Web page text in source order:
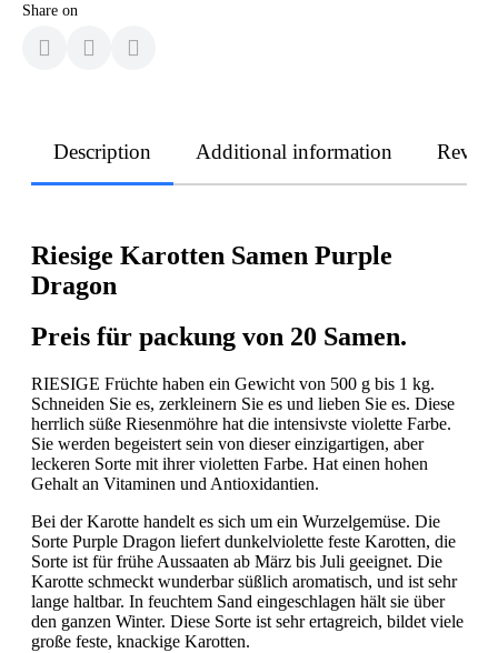
Share on
Description Additional information
Riesige Karotten Samen Purple
Dragon
Preis für packung von 20 Samen.
RIESIGE Früchte haben ein Gewicht von 500 g bis 1 kg.
Schneiden Sie es, zerkleinern Sie es und lieben Sie es. Diese
herrlich süße Riesenmöhre hat die intensivste violette Farbe.
Sie werden begeistert sein von dieser einzigartigen, aber
leckeren Sorte mit ihrer violetten Farbe. Hat einen hohen
Gehalt an Vitaminen und Antioxidantien.
Bei der Karotte handelt es sich um ein Wurzelgemüse. Die
Sorte Purple Dragon liefert dunkelviolette feste Karotten, die
Sorte ist für frühe Aussaaten ab März bis Juli geeignet. Die
Karotte schmeckt wunderbar süßlich aromatisch, und ist sehr
lange haltbar. In feuchtem Sand eingeschlagen hält sie über
den ganzen Winter. Diese Sorte ist sehr ertagreich, bildet viele
große feste, knackige Karotten.